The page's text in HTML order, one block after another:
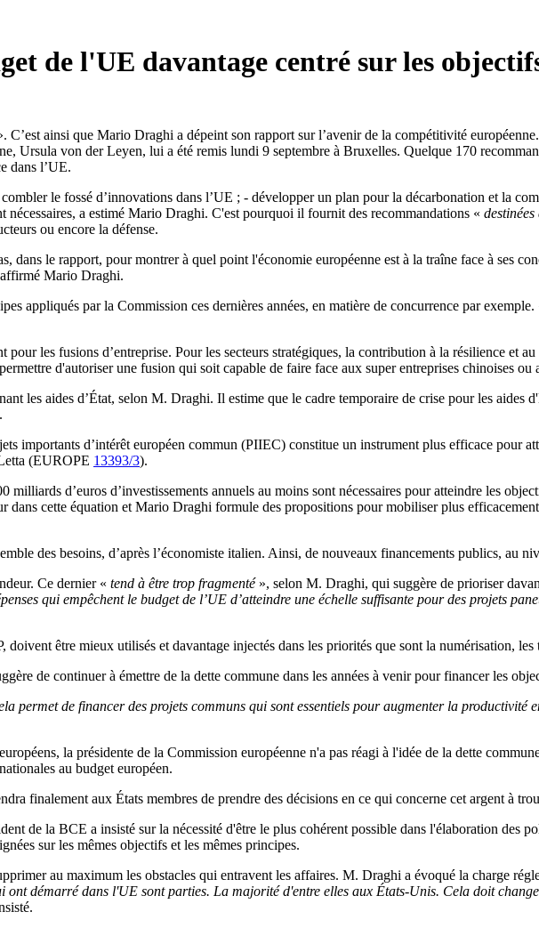
de l'UE davantage centré sur les
C’est ainsi que Mario Draghi a dépeint son rapport sur l’avenir de la compétitivité
Ursula von der Leyen, lui a été remis lundi 9 septembre à Bruxelles. Quelque 170
dans l’UE.
le fossé d’innovations dans l’UE ; - développer un plan pour la décarbonation et la
nécessaires, a estimé Mario Draghi. C'est pourquoi il fournit des recommandations «
ou encore la défense.
dans le rapport, pour montrer à quel point l'économie européenne est à la traîne face à ses
Mario Draghi.
appliqués par la Commission ces dernières années, en matière de concurrence par exemple.
pour les fusions d’entreprise. Pour les secteurs stratégiques, la contribution à la résilience et
d'autoriser une fusion qui soit capable de faire face aux super entreprises chinoises ou
les aides d’État, selon M. Draghi. Il estime que le cadre temporaire de crise pour les aides
importants d’intérêt européen commun (PIIEC) constitue un instrument plus efficace pour
(EUROPE 13393/3).
milliards d’euros d’investissements annuels au moins sont nécessaires pour atteindre les
dans cette équation et Mario Draghi formule des propositions pour mobiliser plus
des besoins, d’après l’économiste italien. Ainsi, de nouveaux financements publics, au
Ce dernier « tend à être trop fragmenté», selon M. Draghi, qui suggère de prioriser
qui empêchent le budget de l’UE d’atteindre une échelle suffisante pour des projets
être mieux utilisés et davantage injectés dans les priorités que sont la numérisation,
de continuer à émettre de la dette commune dans les années à venir pour financer les
permet de financer des projets communs qui sont essentiels pour augmenter la
la présidente de la Commission européenne n'a pas réagi à l'idée de la dette
au budget européen.
finalement aux États membres de prendre des décisions en ce qui concerne cet argent à
de la BCE a insisté sur la nécessité d'être le plus cohérent possible dans l'élaboration des
sur les mêmes objectifs et les mêmes principes.
au maximum les obstacles qui entravent les affaires. M. Draghi a évoqué la charge
ont démarré dans l'UE sont parties. La majorité d'entre elles aux États-Unis. Cela doit